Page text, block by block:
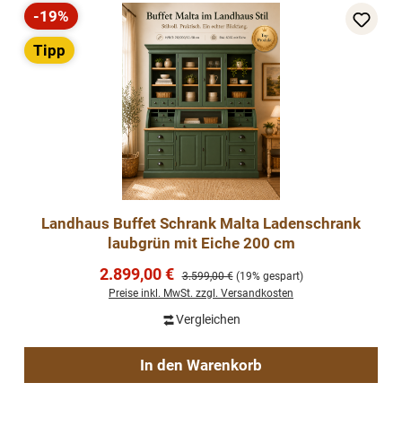
Rabatt
-19%
Tipp
Landhaus Buffet Schrank Malta Ladenschrank
laubgrün mit Eiche 200 cm
Verkaufspreis:
2.899,00 € Regulärer Preis:
3.599,00 € (19% gespart)
Preise inkl. MwSt. zzgl. Versandkosten
Vergleichen
In den Warenkorb